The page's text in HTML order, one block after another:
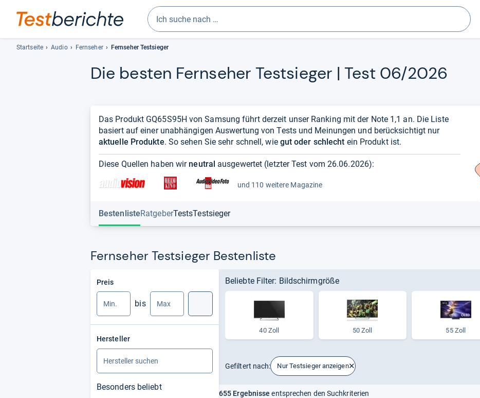
Suchen
Geben
Sie
drei
Zeichen
erscheinen
automatisch
und
sich
Startseite Audio Fernseher Fernseher Testsieger
Die bes­ten Fern­se­her Test­sie­ger | Test 06/2026
Das Produkt GQ65S95H von Samsung führt derzeit unser Ranking mit der Note 1,1 an. Die Liste
basiert auf einer unabhängigen Auswertung von Tests und Meinungen und berücksichtigt nur
aktuelle Produkte. So sehen Sie sehr schnell, wie gut oder schlecht ein Produkt ist.
Diese Quellen haben wir neutral ausgewertet (letzter Test vom 26.06.2026):
und 110 weitere Magazine
BestenlisteRatgeberTestsTestsieger
Fernseher Testsieger Bestenliste
Preis
bis
Hersteller
Besonders beliebt
Beliebte Filter: Bildschirmgröße
40 Zoll 50 Zoll 55 Zoll
Gefiltert nach: Nur Testsieger anzeigen
655 Ergebnisse entsprechen den Suchkriterien